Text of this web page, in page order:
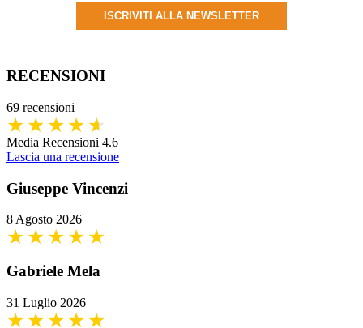
ISCRIVITI ALLA NEWSLETTER
RECENSIONI
69 recensioni
Media Recensioni 4.6
Lascia una recensione
Giuseppe Vincenzi
8 Agosto 2026
Gabriele Mela
31 Luglio 2026